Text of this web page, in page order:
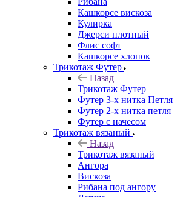
Кашкорсе вискоза
Кулирка
Джерси плотный
Флис софт
Кашкорсе хлопок
Трикотаж Футер
Назад
Трикотаж Футер
Футер 3-х нитка Петля
Футер 2-х нитка петля
Футер с начесом
Трикотаж вязаный
Назад
Трикотаж вязаный
Ангора
Вискоза
Рибана под ангору